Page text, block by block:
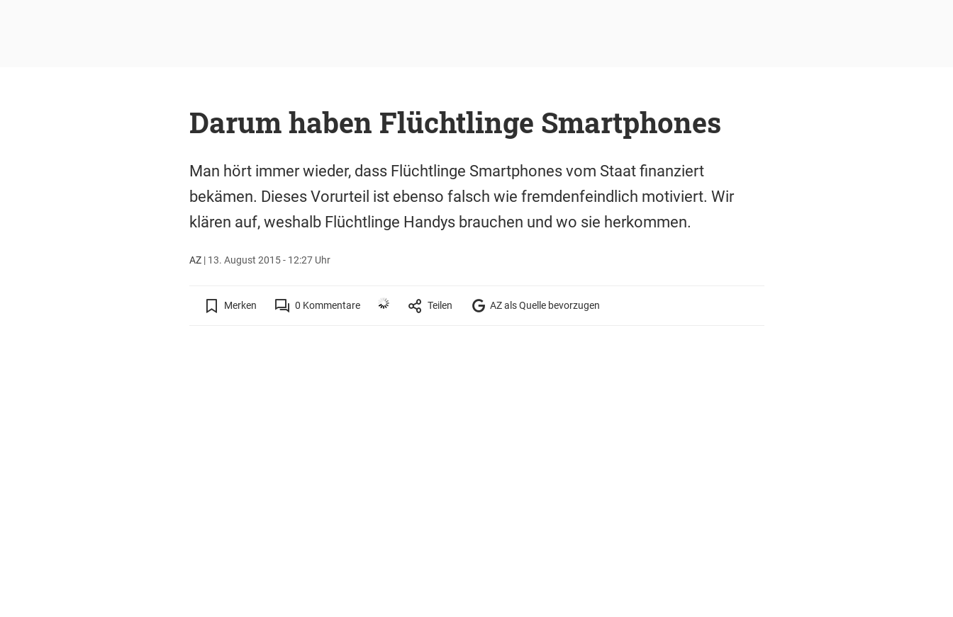
Darum haben Flüchtlinge Smartphones
Man hört immer wieder, dass Flüchtlinge Smartphones vom Staat finanziert
bekämen. Dieses Vorurteil ist ebenso falsch wie fremdenfeindlich motiviert. Wir
klären auf, weshalb Flüchtlinge Handys brauchen und wo sie herkommen.
AZ| 13. August 2015 - 12:27 Uhr
Merken 0 Kommentare Teilen AZ als Quelle bevorzugen